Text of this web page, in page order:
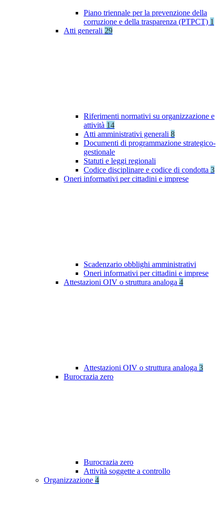
Piano triennale per la prevenzione della
corruzione e della trasparenza (PTPCT) 1
Atti generali 29
Riferimenti normativi su organizzazione e
attività 14
Atti amministrativi generali 8
Documenti di programmazione strategico-
gestionale
Statuti e leggi regionali
Codice disciplinare e codice di condotta 3
Oneri informativi per cittadini e imprese
Scadenzario obblighi amministrativi
Oneri informativi per cittadini e imprese
Attestazioni OIV o struttura analoga 4
Attestazioni OIV o struttura analoga 3
Burocrazia zero
Burocrazia zero
Attività soggette a controllo
Organizzazione 4